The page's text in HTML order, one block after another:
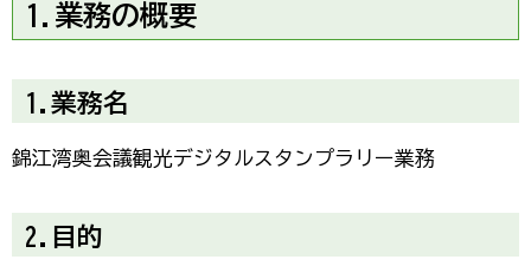
1.業務の概要
1.業務名
錦江湾奥会議観光デジタルスタンプラリー業務
2.目的